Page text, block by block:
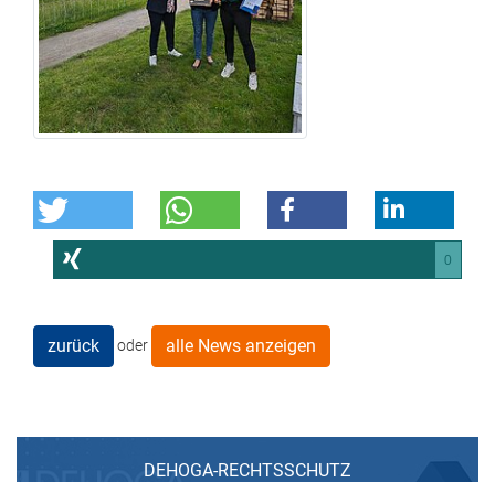
0
zurück oder alle News anzeigen
DEHOGA-RECHTSSCHUTZ